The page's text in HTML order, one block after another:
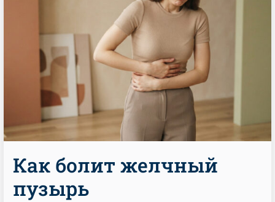
Как болит желчный
пузырь